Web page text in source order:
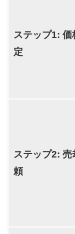
ステップ1: 価
定
ステップ2: 売
頼